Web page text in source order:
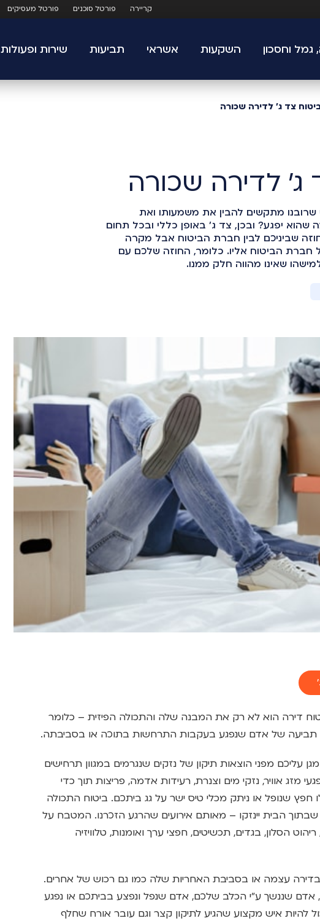
קריירה פורטל סוכנים פורטל מעסיקים
גמל וחסכון השקעות אשראי תביעות שירות ופעולות
צד ג' לדירה שכורה
ג' לדירה שכורה
מתקשים להבין את משמעותו ואת
שהוא יפגע? ובכן, צד ג' באופן כללי ובכל תחום
שביניכם לבין חברת הביטוח אבל מקרה
חברת הביטוח אליו. כלומר, החוזה שלכם עם
שאינו מהווה חלק ממנו.
דירה הוא לא רק את המבנה שלה והתכולה הפיזית – כלומר
תביעה של אדם שנפגע בעקבות התרחשות בתוכה או בסביבתה.
עליכם מפני הוצאות תיקון של נזקים שנגרמים במגוון תרחישים
מזג אוויר, נזקי מים וצנרת, רעידות אדמה, פריצות תוך כדי
חפץ שנופל או ניתק מכלי טיס ישר על גג ביתכם. ביטוח התכולה
הבית יינזקו – מאותם אירועים שהרגע הזכרנו. המטבח על
הסלון, בגדים, תכשיטים, חפצי ערך ואומנות, טלוויזיה
בדירה עצמה או בסביבת האחריות שלה כמו גם רכוש של אחרים.
אדם שננשך ע"י הכלב שלכם, אדם שנפל ונפצע בביתכם או נפגע
להיות איש מקצוע שהגיע לתיקון קצר וגם עובר אורח שחלף